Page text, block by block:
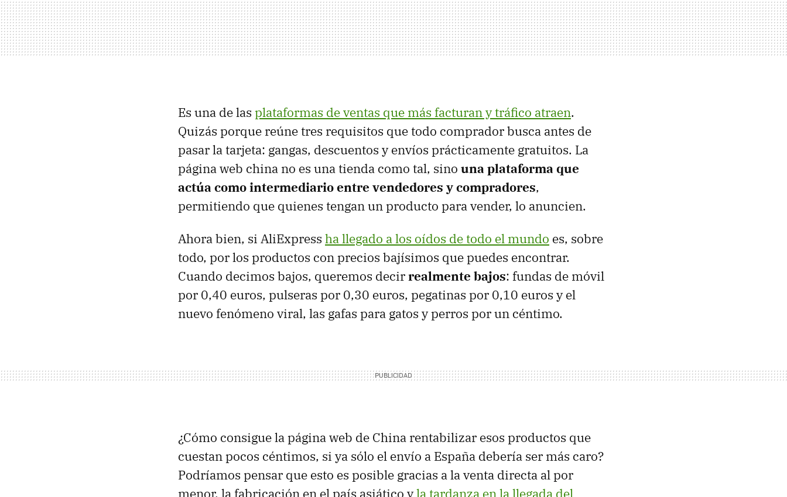
Es una de las plataformas de ventas que más facturan y tráfico atraen.
Quizás porque reúne tres requisitos que todo comprador busca antes de
pasar la tarjeta: gangas, descuentos y envíos prácticamente gratuitos. La
página web china no es una tienda como tal, sino una plataforma que
actúa como intermediario entre vendedores y compradores,
permitiendo que quienes tengan un producto para vender, lo anuncien.
Ahora bien, si AliExpress ha llegado a los oídos de todo el mundo es, sobre
todo, por los productos con precios bajísimos que puedes encontrar.
Cuando decimos bajos, queremos decirrealmente bajos: fundas de móvil
por 0,40 euros, pulseras por 0,30 euros, pegatinas por 0,10 euros y el
nuevo fenómeno viral, las gafas para gatos y perros por un céntimo.
¿Cómo consigue la página web de China rentabilizar esos productos que
cuestan pocos céntimos, si ya sólo el envío a España debería ser más caro?
Podríamos pensar que esto es posible gracias a la venta directa al por
menor, la fabricación en el país asiático yla tardanza en la llegada del